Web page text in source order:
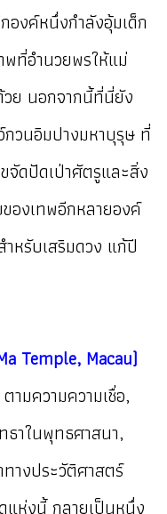
งค์หนึ่งกำลังอุ้มเด็ก
พที่อำนวยพรให้แม่
ย นอกจากนี้ที่นี่ยัง
วนอิมปางมหาบุรุษ ที่
จัดปัดเป่าศัตรูและสิ่ง
องเทพอีกหลายองค์
หรับเสริมดวง แก้ปี
Temple, Macau)
มความความเชื่อ,
าในพุทธศาสนา,
างประวัติศาสตร์
แห่งนี้ กลายเป็นหนึ่ง